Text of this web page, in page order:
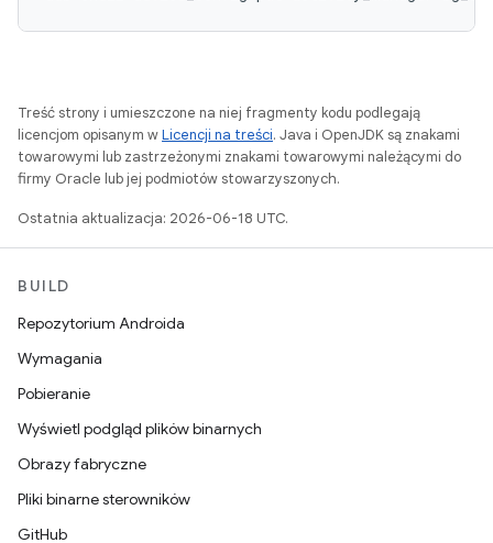
Treść strony i umieszczone na niej fragmenty kodu podlegają
licencjom opisanym wLicencji na treści. Java i OpenJDK są znakami
towarowymi lub zastrzeżonymi znakami towarowymi należącymi do
firmy Oracle lub jej podmiotów stowarzyszonych.
Ostatnia aktualizacja: 2026-06-18 UTC.
BUILD
Repozytorium Androida
Wymagania
Pobieranie
Wyświetl podgląd plików binarnych
Obrazy fabryczne
Pliki binarne sterowników
GitHub